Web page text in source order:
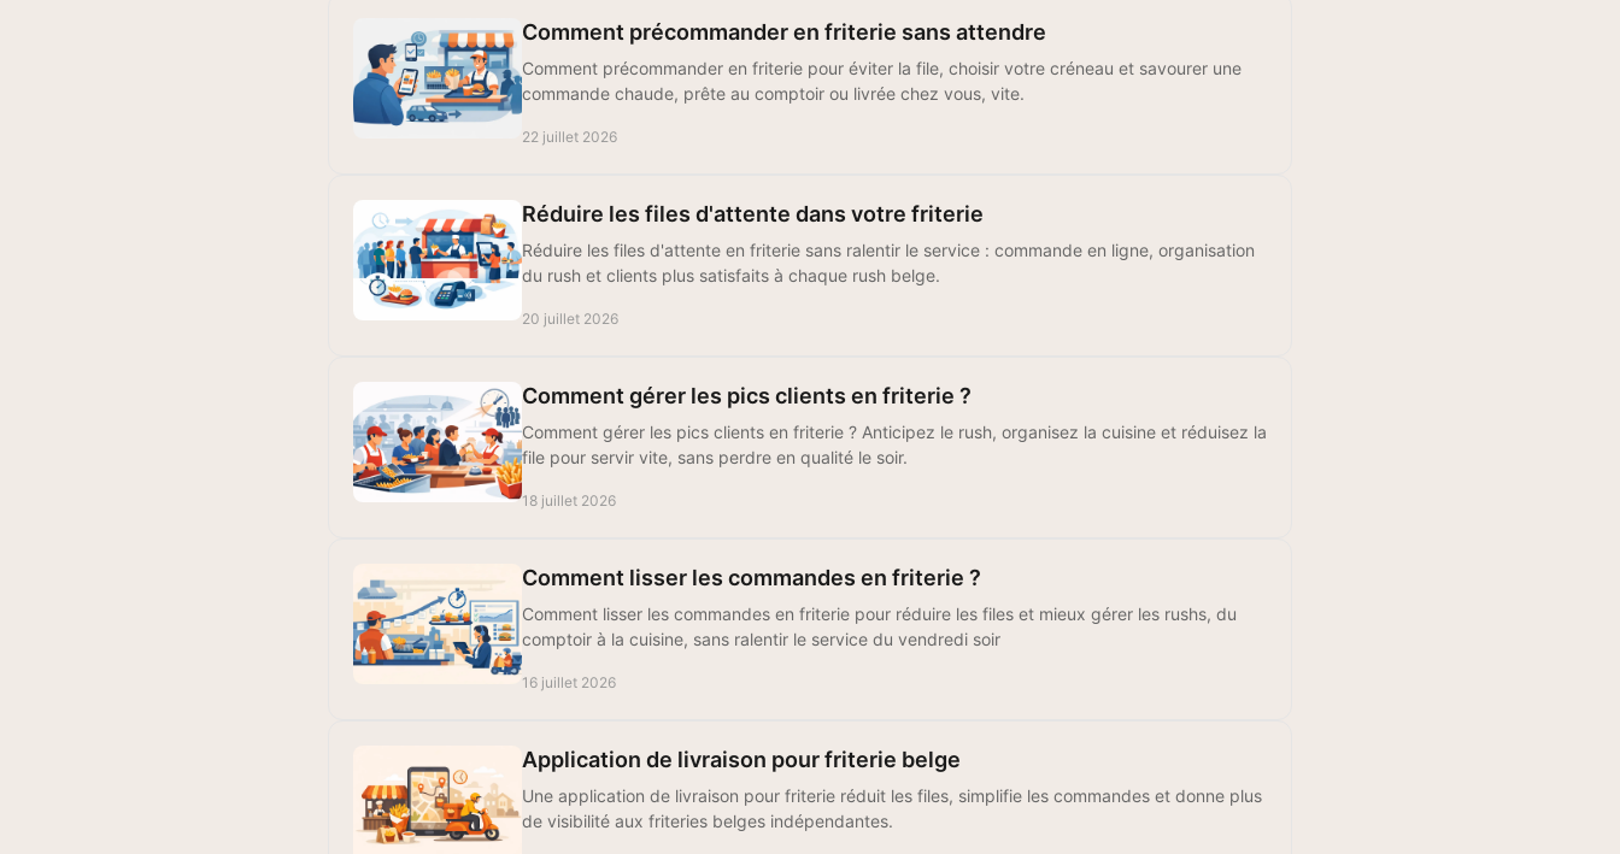
Comment précommander en friterie sans attendre
Comment précommander en friterie pour éviter la file, choisir votre créneau et savourer une
commande chaude, prête au comptoir ou livrée chez vous, vite.
22 juillet 2026
Réduire les files d'attente dans votre friterie
Réduire les files d'attente en friterie sans ralentir le service : commande en ligne, organisation
du rush et clients plus satisfaits à chaque rush belge.
20 juillet 2026
Comment gérer les pics clients en friterie ?
Comment gérer les pics clients en friterie ? Anticipez le rush, organisez la cuisine et réduisez la
file pour servir vite, sans perdre en qualité le soir.
18 juillet 2026
Comment lisser les commandes en friterie ?
Comment lisser les commandes en friterie pour réduire les files et mieux gérer les rushs, du
comptoir à la cuisine, sans ralentir le service du vendredi soir
16 juillet 2026
Application de livraison pour friterie belge
Une application de livraison pour friterie réduit les files, simplifie les commandes et donne plus
de visibilité aux friteries belges indépendantes.